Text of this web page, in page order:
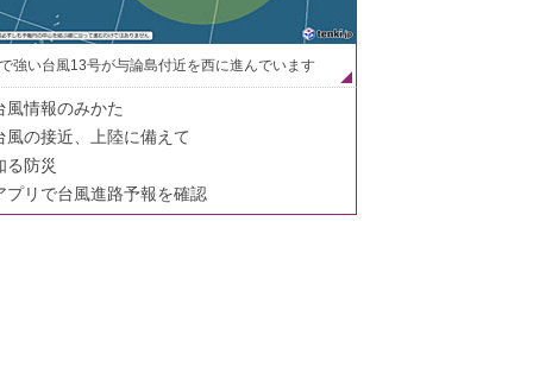
強い台風13号が与論島付近を西に進んでいます
風情報のみかた
風の接近、上陸に備えて
る防災
プリで台風進路予報を確認